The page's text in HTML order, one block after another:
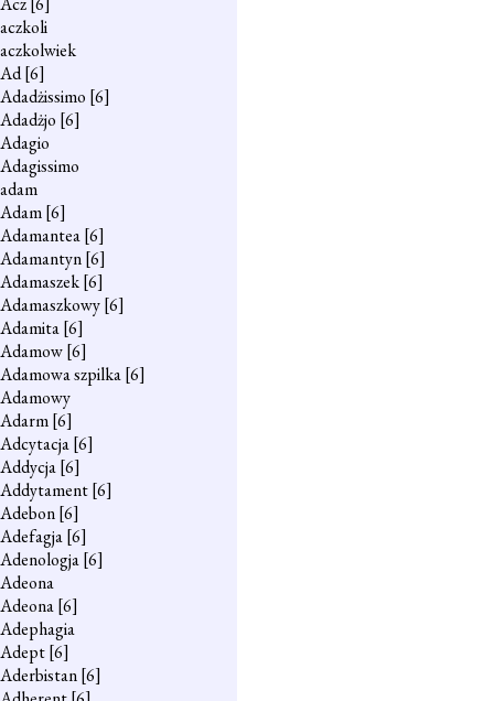
aczkoli
aczkolwiek
Ad[6]
Adadżissimo [6]
Adadżjo [6]
Adagio
Adagissimo
adam
Adam[6]
Adamantea[6]
Adamantyn[6]
Adamaszek[6]
Adamaszkowy[6]
Adamita[6]
Adamow[6]
Adamowa szpilka[6]
Adamowy
Adarm[6]
Adcytacja[6]
Addycja[6]
Addytament[6]
Adebon[6]
Adefagja[6]
Adenologja[6]
Adeona
Adeona[6]
Adephagia
Adept[6]
Aderbistan[6]